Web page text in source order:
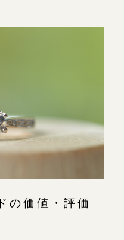
の価値・評価